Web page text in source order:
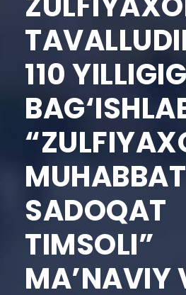
110
SADOQAT
TIMSOLI”
MA’NAVIY